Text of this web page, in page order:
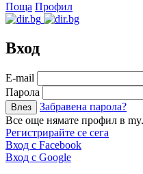
Поща Профил
Вход
Е-mail
Парола
Забравена парола?
Все още нямате профил в
Регистрирайте се сега
Вход с Facebook
Вход с Google